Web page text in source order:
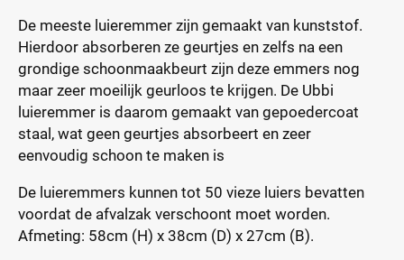
De meeste luieremmer zijn gemaakt van kunststof.
Hierdoor absorberen ze geurtjes en zelfs na een
grondige schoonmaakbeurt zijn deze emmers nog
maar zeer moeilijk geurloos te krijgen. De Ubbi
luieremmer is daarom gemaakt van gepoedercoat
staal, wat geen geurtjes absorbeert en zeer
eenvoudig schoon te maken is
De luieremmers kunnen tot 50 vieze luiers bevatten
voordat de afvalzak verschoont moet worden.
Afmeting: 58cm (H) x 38cm (D) x 27cm (B).